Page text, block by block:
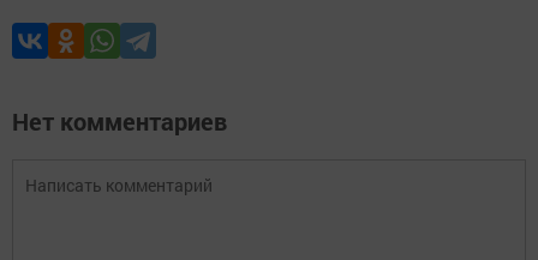
Нет комментариев